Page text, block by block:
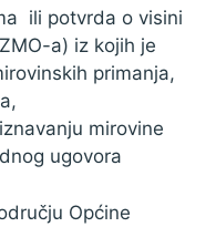
ili potvrda o visini
a) iz kojih je
primanja,
mirovine
ugovora
Općine